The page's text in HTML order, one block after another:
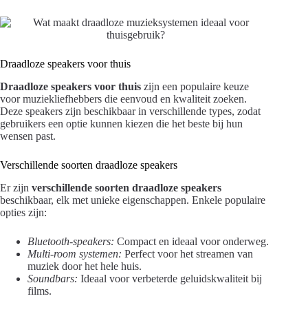
Draadloze speakers voor thuis
Draadloze speakers voor thuis zijn een populaire keuze
voor muziekliefhebbers die eenvoud en kwaliteit zoeken.
Deze speakers zijn beschikbaar in verschillende types, zodat
gebruikers een optie kunnen kiezen die het beste bij hun
wensen past.
Verschillende soorten draadloze speakers
Er zijn verschillende soorten draadloze speakers
beschikbaar, elk met unieke eigenschappen. Enkele populaire
opties zijn:
Bluetooth-speakers: Compact en ideaal voor onderweg.
Multi-room systemen: Perfect voor het streamen van
muziek door het hele huis.
Soundbars: Ideaal voor verbeterde geluidskwaliteit bij
films.